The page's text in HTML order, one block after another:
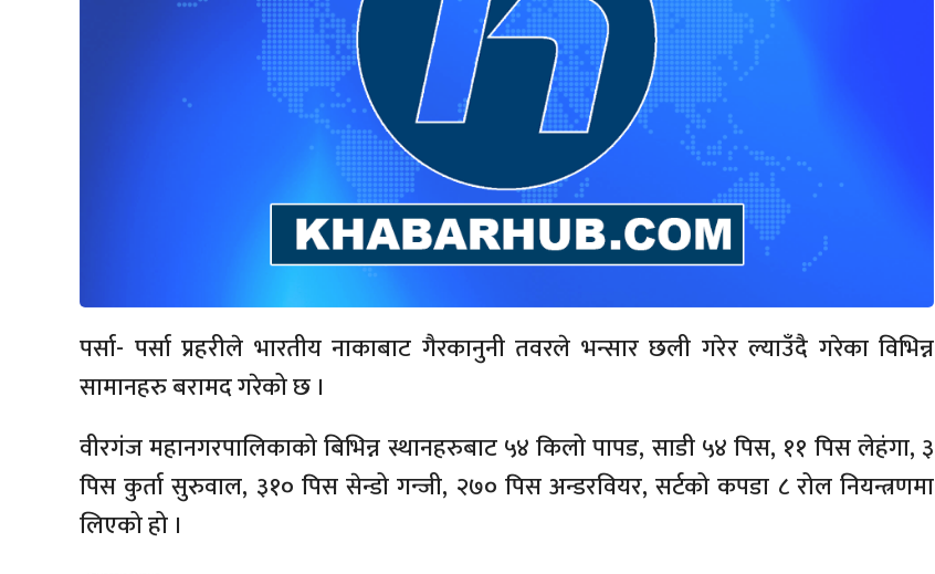
पर्सा- पर्सा प्रहरीले भारतीय नाकाबाट गैरकानुनी तवरले भन्सार छली गरेर ल्याउँदै गरेका विभिन्न
सामानहरु बरामद गरेको छ ।
वीरगंज महानगरपालिकाको बिभिन्न स्थानहरुबाट ५४ किलो पापड, साडी ५४ पिस, ११ पिस लेहंगा, ३
पिस कुर्ता सुरुवाल, ३१० पिस सेन्डो गन्जी, २७० पिस अन्डरवियर, सर्टको कपडा ८ रोल नियन्त्रणमा
लिएको हो ।